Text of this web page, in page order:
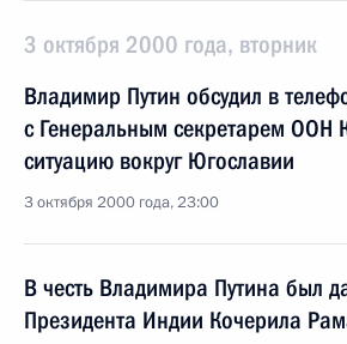
3 октября 2000 года, вторник
Владимир Путин обсудил в
с Генеральным секретарем ООН
ситуацию вокруг Югославии
3 октября 2000 года, 23:00
В честь Владимира Путина был
Президента Индии Кочерила